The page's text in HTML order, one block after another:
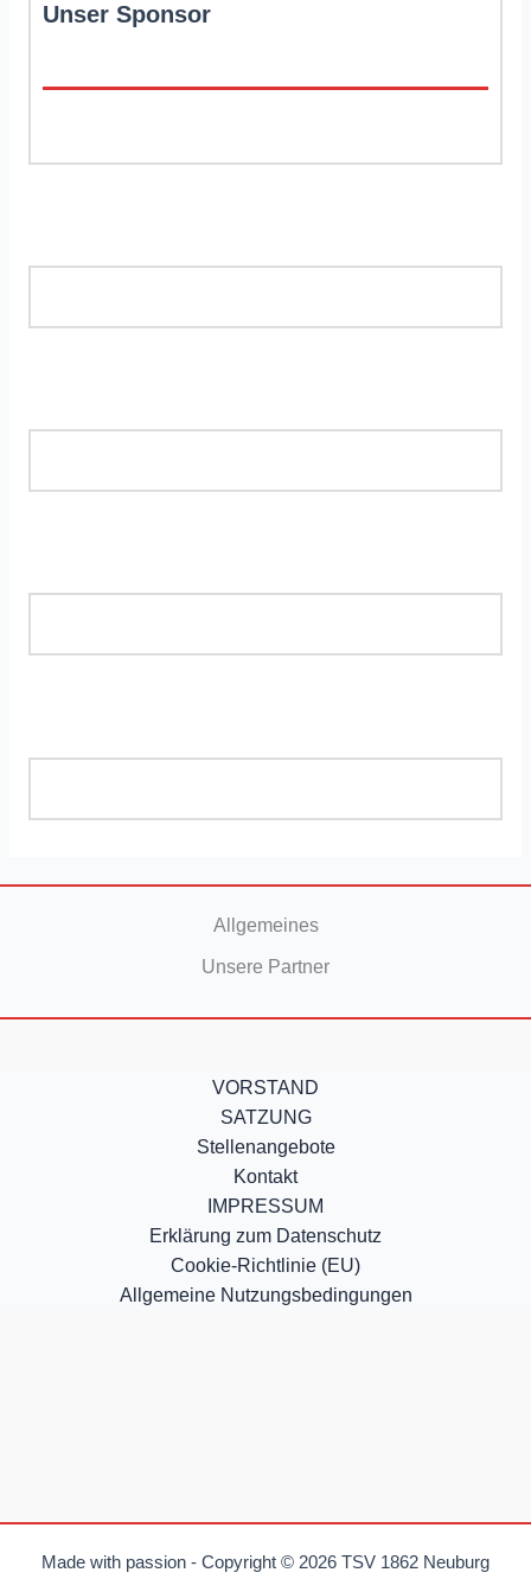
Unser Sponsor
Allgemeines
Unsere Partner
VORSTAND
SATZUNG
Stellenangebote
Kontakt
IMPRESSUM
Erklärung zum Datenschutz
Cookie-Richtlinie (EU)
Allgemeine Nutzungsbedingungen
Made with passion - Copyright © 2026 TSV 1862 Neuburg